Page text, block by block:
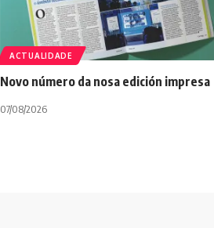
ACTUALIDADE
Novo número da nosa edición impresa
07/08/2026